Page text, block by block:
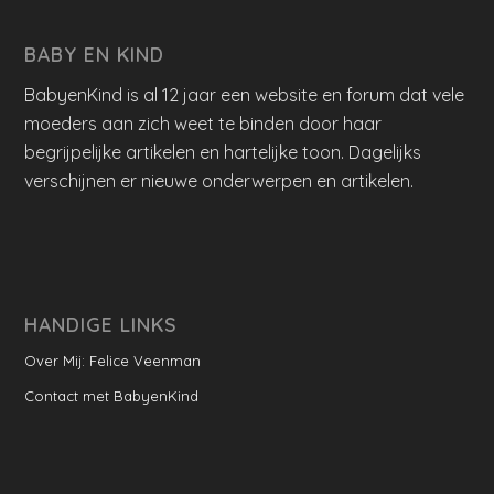
BABY EN KIND
BabyenKind is al 12 jaar een website en forum dat vele
moeders aan zich weet te binden door haar
begrijpelijke artikelen en hartelijke toon. Dagelijks
verschijnen er nieuwe onderwerpen en artikelen.
HANDIGE LINKS
Over Mij: Felice Veenman
Contact met BabyenKind